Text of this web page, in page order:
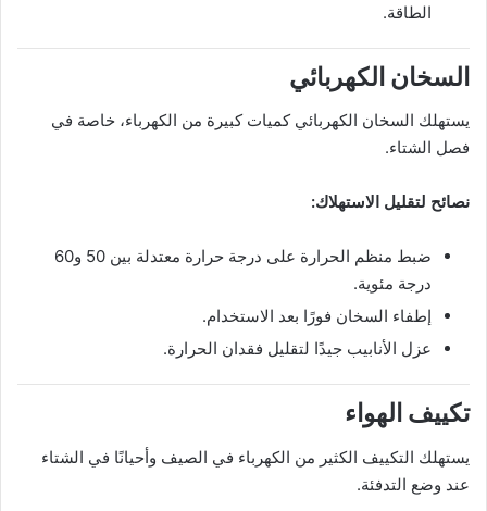
الطاقة.
السخان الكهربائي
يستهلك السخان الكهربائي كميات كبيرة من الكهرباء، خاصة في
فصل الشتاء.
نصائح لتقليل الاستهلاك:
ضبط منظم الحرارة على درجة حرارة معتدلة بين 50 و60
درجة مئوية.
إطفاء السخان فورًا بعد الاستخدام.
عزل الأنابيب جيدًا لتقليل فقدان الحرارة.
تكييف الهواء
يستهلك التكييف الكثير من الكهرباء في الصيف وأحيانًا في الشتاء
عند وضع التدفئة.